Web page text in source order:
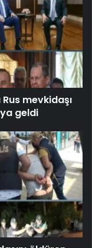
mevkidaşı
geldi